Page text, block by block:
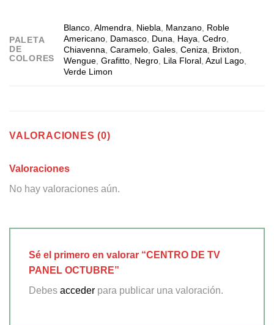
PALETA
DE
COLORES
Blanco,Almendra, Niebla, Manzano, Roble
Americano, Damasco, Duna, Haya,Cedro,
Chiavenna,Caramelo,Gales,Ceniza, Brixton,
Wengue,Grafitto, Negro, Lila Floral,Azul Lago,
Verde Limon
VALORACIONES (0)
Valoraciones
No hay valoraciones aún.
Sé el primero en valorar “CENTRO DE TV
PANEL OCTUBRE”
Debes acceder para publicar una valoración.